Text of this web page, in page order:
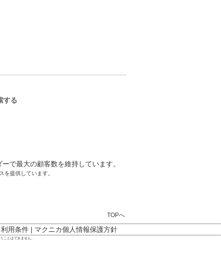
を提供しています。
TOPへ
用条件| マクニカ個人情報保護方針
ことはできません。